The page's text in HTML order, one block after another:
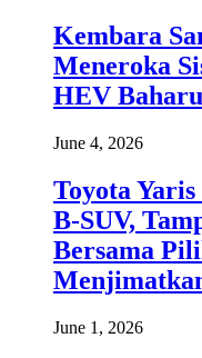
Kembara
Meneroka
HEV Baharu
June 4, 2026
Toyota Yaris
B-SUV,
Bersama
June 1, 2026